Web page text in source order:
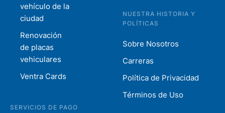
vehículo de la
ciudad
Renovación
de placas
vehiculares
Ventra Cards
SERVICIOS DE PAGO
NUESTRA HISTORIA Y
POLÍTICAS
Sobre Nosotros
Carreras
Política de Privacidad
Términos de Uso